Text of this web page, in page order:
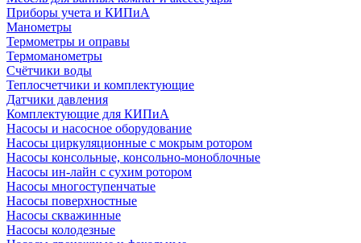
Приборы учета и КИПиА
Манометры
Термометры и оправы
Термоманометры
Счётчики воды
Теплосчетчики и комплектующие
Датчики давления
Комплектующие для КИПиА
Насосы и насосное оборудование
Насосы циркуляционные с мокрым ротором
Насосы консольные, консольно-моноблочные
Насосы ин-лайн с сухим ротором
Насосы многоступенчатые
Насосы поверхностные
Насосы скважинные
Насосы колодезные